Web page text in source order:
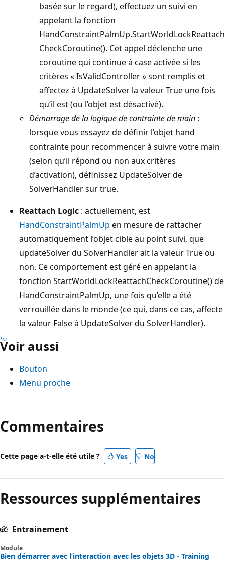
basée sur le regard), effectuez un suivi en
appelant la fonction
HandConstraintPalmUp.StartWorldLockReattach
CheckCoroutine(). Cet appel déclenche une
coroutine qui continue à case activée si les
critères « IsValidController » sont remplis et
affectez à UpdateSolver la valeur True une fois
qu’il est (ou l’objet est désactivé).
Démarrage de la logique de contrainte de main :
lorsque vous essayez de définir l’objet hand
contrainte pour recommencer à suivre votre main
(selon qu’il répond ou non aux critères
d’activation), définissez UpdateSolver de
SolverHandler sur true.
Reattach Logic : actuellement, est
HandConstraintPalmUp en mesure de rattacher
automatiquement l’objet cible au point suivi, que
updateSolver du SolverHandler ait la valeur True ou
non. Ce comportement est géré en appelant la
fonction StartWorldLockReattachCheckCoroutine() de
HandConstraintPalmUp, une fois qu’elle a été
verrouillée dans le monde (ce qui, dans ce cas, affecte
la valeur False à UpdateSolver du SolverHandler).
Voir aussi
Bouton
Menu proche
Commentaires
Cette page a-t-elle été utile ? Yes No
Ressources supplémentaires
Entrainement
Module
Bien démarrer avec l’interaction avec les objets 3D - Training